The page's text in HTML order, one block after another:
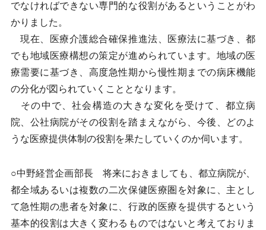
でなければできない専門的な役割があるということがわ
かりました。
現在、医療介護総合確保推進法、医療法に基づき、都
でも地域医療構想の策定が進められています。地域の医
療需要に基づき、高度急性期から慢性期までの病床機能
の分化が図られていくこととなります。
その中で、社会構造の大きな変化を受けて、都立病
院、公社病院がその役割を踏まえながら、今後、どのよ
うな医療提供体制の役割を果たしていくのか伺います。
○中野経営企画部長 将来におきましても、都立病院が、
都全域あるいは複数の二次保健医療圏を対象に、主とし
て急性期の患者を対象に、行政的医療を提供するという
基本的役割は大きく変わるものではないと考えておりま